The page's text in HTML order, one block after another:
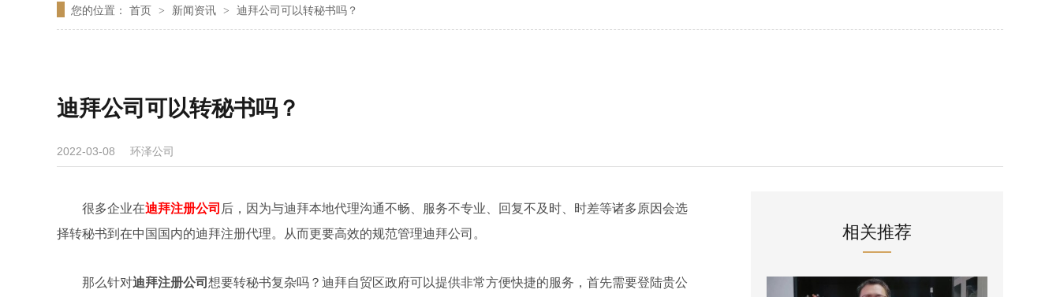
您的位置： 首页 > 新闻资讯 > 迪拜公司可以转秘书吗？
迪拜公司可以转秘书吗？
2022-03-08 环泽公司
很多企业在迪拜注册公司后，因为与迪拜本地代理沟通不畅、服务不专业、回复不及时、时差等诸多原因会选
择转秘书到在中国国内的迪拜注册代理。从而更要高效的规范管理迪拜公司。
那么针对迪拜注册公司想要转秘书复杂吗？迪拜自贸区政府可以提供非常方便快捷的服务，首先需要登陆贵公
相关推荐